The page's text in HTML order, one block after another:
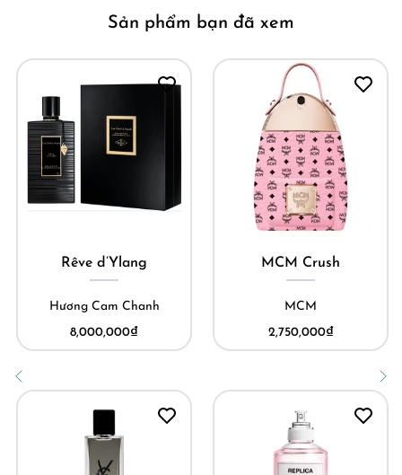
Sản phẩm bạn đã xem
Rêve d’Ylang
Hương Cam Chanh
8,000,000₫
MCM Crush
MCM
2,750,000₫